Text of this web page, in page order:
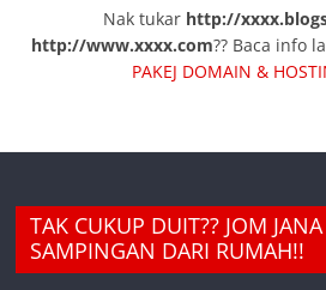
Nak tukar http://
http://www.xxxx.com?? Baca info
PAKEJ DOMAIN &
TAK CUKUP DUIT?? JOM
SAMPINGAN DARI RUMAH!!